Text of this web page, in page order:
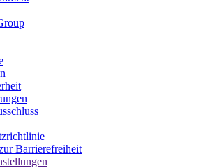
Barrierefreiheit